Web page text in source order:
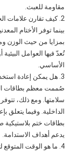
مقاومة للعبث.
2. كيف تقارن علامات الختم البلاستيكية بالأختام المعدنية من حيث الأمان؟
بينما توفر الأختام
بمزايا من حيث الوزن
تُعدّ فيها العوامل
الأساسي.
3. هل يمكن إعادة استخدام أو إعادة تدوير علامات الختم البلاستيكية؟
صُممت معظم بطاقات
سلامتها. ومع ذلك،
الداخلية. وفيما يتعلق
بطاقات ختم بلاستيكية
يدعم أهداف الاستدامة.
4. ما هو الوقت المتوقع لتصنيع علامات الختم البلاستيكية المخصصة؟